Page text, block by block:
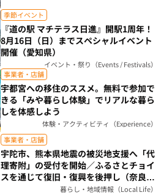
季節イベント
『道の駅 マチテラス日進』開駅1周年！
8月16日（日）までスペシャルイベント
開催（愛知県）
イベント・祭り（Events / Festivals）
事業者・店舗
宇都宮への移住のススメ。無料で参加で
きる「みや暮らし体験」でリアルな暮ら
しを体感しよう
体験・アクティビティ（Experience）
事業者・店舗
宇陀市、熊本県地震の被災地支援へ「代
理寄附」の受付を開始／ふるさとチョイ
スを通じて復旧・復興を後押し（奈良
暮らし・地域情報（Local Life）